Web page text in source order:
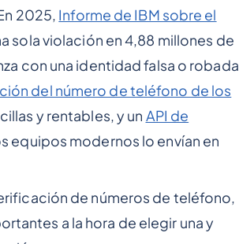
2025, Informe de IBM sobre el
sola violación en 4,88 millones de
con una identidad falsa o robada
del número de teléfono de los
y rentables, y un API de
equipos modernos lo envían en
de números de teléfono,
a la hora de elegir una y